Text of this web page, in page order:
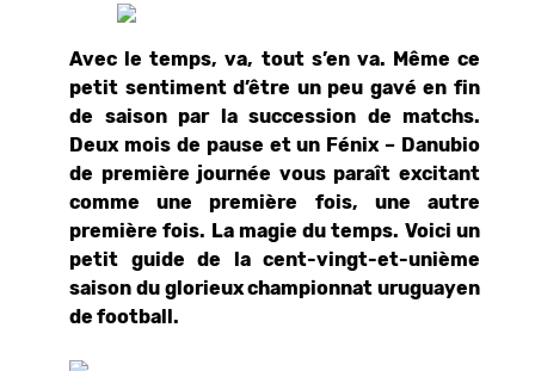
Avec le temps, va, tout s’en va. Même ce
petit sentiment d’être un peu gavé en fin
de saison par la succession de matchs.
Deux mois de pause et un Fénix – Danubio
de première journée vous paraît excitant
comme une première fois, une autre
première fois. La magie du temps. Voici un
petit guide de la cent-vingt-et-unième
saison du glorieux championnat uruguayen
de football.